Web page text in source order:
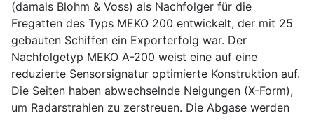
(damals Blohm & Voss) als Nachfolger für die
Fregatten des Typs MEKO 200 entwickelt, der mit 25
gebauten Schiffen ein Exporterfolg war. Der
Nachfolgetyp MEKO A-200 weist eine auf eine
reduzierte Sensorsignatur optimierte Konstruktion auf.
Die Seiten haben abwechselnde Neigungen (X-Form),
um Radarstrahlen zu zerstreuen. Die Abgase werden